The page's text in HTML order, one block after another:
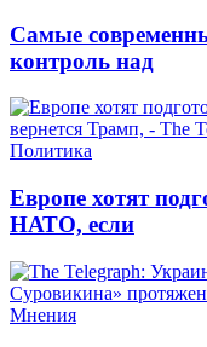
Самые
контроль над
Политика
Европе хотят
НАТО, если
Мнения